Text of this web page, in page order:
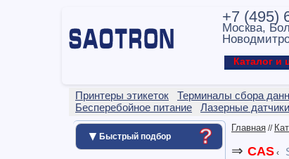
+7 (495)
Москва,
Каталог и
Принтеры этикеток Терминалы сбора
Бесперебойное питание
Лазерные датчики
▼ Быстрый подбор ? Главная //
⇒ CAS ‹